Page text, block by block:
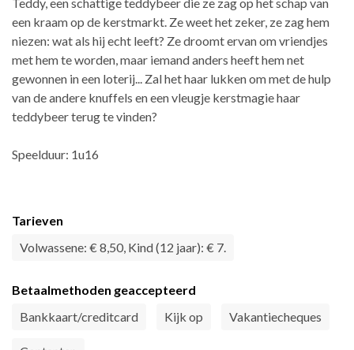
een kraam op de kerstmarkt. Ze weet het zeker, ze zag hem
niezen: wat als hij echt leeft? Ze droomt ervan om vriendjes
met hem te worden, maar iemand anders heeft hem net
gewonnen in een loterij... Zal het haar lukken om met de hulp
van de andere knuffels en een vleugje kerstmagie haar
teddybeer terug te vinden?
Speelduur: 1u16
Tarieven
Volwassene: € 8,50, Kind (12 jaar): € 7.
Betaalmethoden geaccepteerd
Bankkaart/creditcard
Kijk op Vakantiecheques